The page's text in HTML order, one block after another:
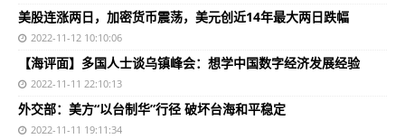
美股连涨两日，加密货币震荡，美元创近14年最大两日跌幅
2022-11-12 10:10:06
【海评面】多国人士谈乌镇峰会：想学中国数字经济发展经验
2022-11-11 22:10:13
外交部：美方“以台制华”行径 破坏台海和平稳定
2022-11-11 19:11:34